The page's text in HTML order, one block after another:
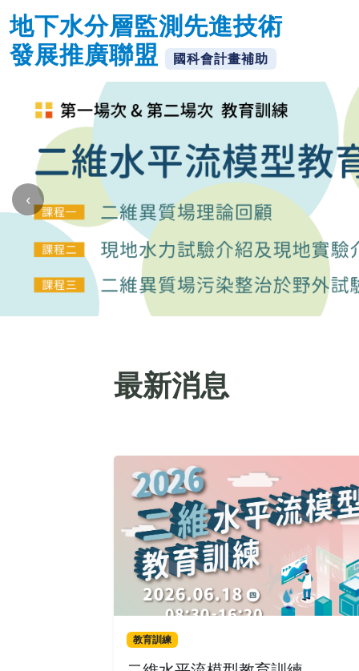
地下水分層監測先進技術
發展推廣聯盟
國科會計畫補助
‹
最新消息
教育訓練